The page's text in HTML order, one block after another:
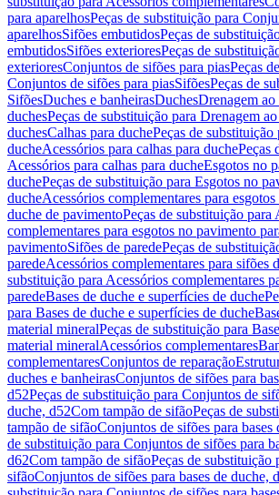
para aparelhosPeças de substituição para
aparelhosSifões embutidosPeças de
embutidosSifões exterioresPeças de
exterioresConjuntos de sifões para piasPeças
Conjuntos de sifões para piasSifõesPeças de
SifõesDuches e banheirasDuchesDrenagem ao
duchesPeças de substituição para Drenagem
duchesCalhas para duchePeças de substituição
ducheAcessórios para calhas para duchePeças
Acessórios para calhas para ducheEsgotos no
duchePeças de substituição para Esgotos no
ducheAcessórios complementares para
duche de pavimentoPeças de substituição para
complementares para esgotos no pavimento
pavimentoSifões de paredePeças de
paredeAcessórios complementares para sifões
substituição para Acessórios complementares
paredeBases de duche e superfícies de duche
para Bases de duche e superfícies de duche
material mineralPeças de substituição para
material mineralAcessórios complementares
complementaresConjuntos de reparação
duches e banheirasConjuntos de sifões para
d52Peças de substituição para Conjuntos de
duche, d52Com tampão de sifãoPeças de
tampão de sifãoConjuntos de sifões para bases
de substituição para Conjuntos de sifões para
d62Com tampão de sifãoPeças de substituição
sifãoConjuntos de sifões para bases de duche,